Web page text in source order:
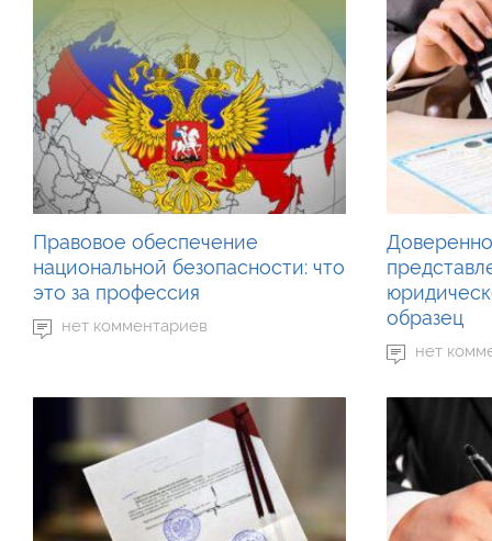
Правовое обеспечение
национальной безопасности: что
это за профессия
нет комментариев
образец
нет